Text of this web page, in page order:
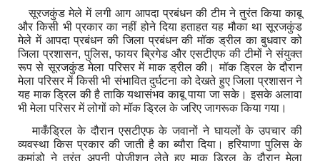
सूरजकुंड मेले में लगी आग आपदा प्रबंधन की टीम ने तुरंत किया काबू
और किसी भी प्रकार का नहीं होने दिया हताहत यह मौका था सूरजकुंड
मेले में आपदा प्रबंधन की जिला प्रबंधन की मॉक ड्रील का बुधवार को
जिला प्रशासन,पुलिस,फायर ब्रिगेड और एसटीएफ की टीमों ने संयुक्त
रूप से सूरजकुंड मेला परिसर में माक ड्रील की। मॉक ड्रिल के दौरान
मेला परिसर में किसी भी संभावित दुर्घटना को देखते हुए जिला प्रशासन ने
यह माक ड्रिल की है ताकि यथासंभव काबू पाया जा सके। इसके अलावा
भी मेला परिसर में लोगों को मॉक ड्रिल के जरिए जागरूक किया गया।
माकँड्रिल के दौरान एसटीएफ के जवानों ने घायलों के उपचार की
व्यवस्था किस प्रकार की जाती है का ब्यौरा दिया। हरियाणा पुलिस के
कमांडो ने तुरंत अपनी पोजीशन लेते हुए माक ड्रिल के दौरान मेला